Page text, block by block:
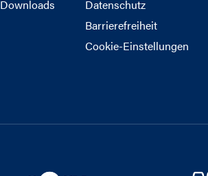
Downloads
Datenschutz
Barrierefreiheit
Cookie-Einstellungen